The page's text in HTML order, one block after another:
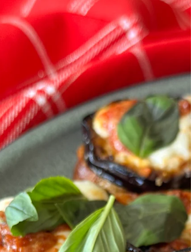
אפשר לדחוף את היד, את הכפית, או אפילו
לחם. אני, פיינשמקרית, יקית, קונדיטורית, עוד
מילים שמתארות: מישהי שלא סובלת שמתעסקים
לה עם ההגשה, מעוניינת ל